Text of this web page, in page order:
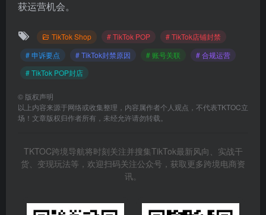
获运营机会。
TikTok Shop # TikTok POP
# TikTok店铺封禁
# 申诉要点
# TikTok封禁原因 # 账号关联
# 合规运营
# TikTok POP封店
© 版权声明
以上内容来源于网络或收集整理，内容属作者个人观点，不代表TKTOC立
场！文章版权归作者所有，未经允许请勿转载。
TKTOC跨境导航将时刻关注并搜集TikTok最新风向、实战干
货、变现玩法等，欢迎扫码关注公众号，获取更多跨境电商资
讯。